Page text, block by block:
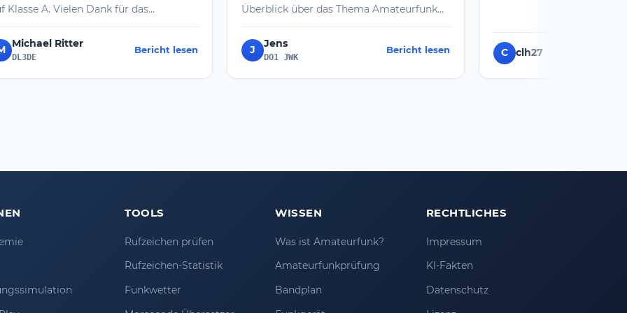
das
das war sehr
mit Rat und
das ist sehr
Bericht lesen
Überblick über das Thema Amateurfunk
zu bekommen. Auf die Pürfung habe ich
mich mit 12 db vorbereitet und auch
Prüfungen simuliert. Am Prüfungstag bin
ich mit ander Rüfungsteilnehmern ins
im kommenden Herbst / Winter noch mit
Jens
Bericht lesen C clh27 Bericht lesen
TOOLS
Rufzeichen prüfen
Rufzeichen-Statistik
Funkwetter
WISSEN
Was ist Amateurfunk?
Amateurfunkprüfung
Bandplan
RECHTLICHES
Impressum
KI-Fakten
Datenschutz